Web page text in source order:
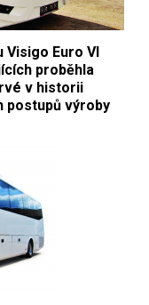
Visigo Euro VI
proběhla
v historii
postupů výroby